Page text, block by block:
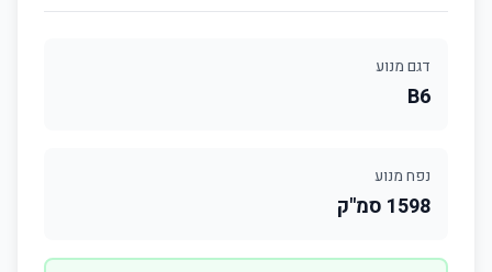
דגם מנוע
B6
נפח מנוע
1598 סמ"ק